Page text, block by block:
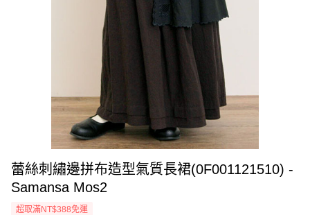
蕾絲刺繡邊拼布造型氣質長裙(0F001121510) -
Samansa Mos2
超取滿NT$388免運